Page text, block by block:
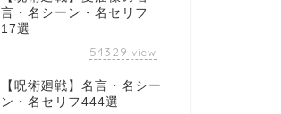
言・名シーン・名セリフ
17選
54329 view
【呪術廻戦】名言・名シー
ン・名セリフ444選